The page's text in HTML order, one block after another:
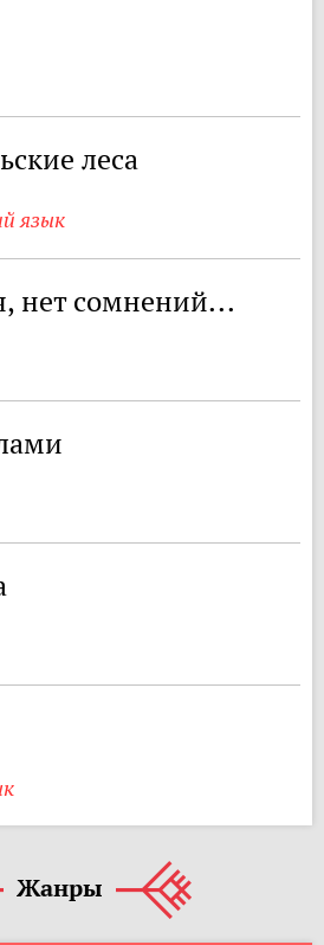
леса
язык
нет сомнений...
Жанры